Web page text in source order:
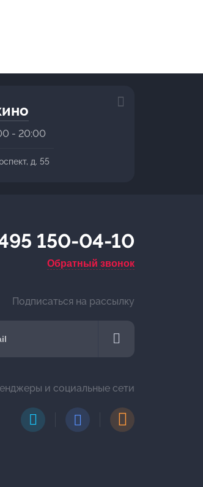
- 20:00
д. 55
150-04-10
Обратный звонок
Подписаться на рассылку
и социальные сети